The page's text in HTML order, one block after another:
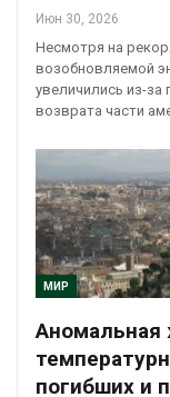
Июн 30, 2026
Несмотря на
возобновляемой
увеличились из-
возврата части
МИР
Аномальная
погибших и